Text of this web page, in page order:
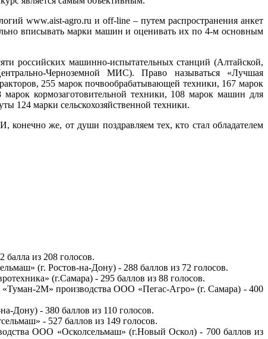
www.aist-agro.ru и off-line – путем распространения анкет
вписывать марки машин и оценивать их по 4-м основным
российских машинно-испытательных станций (Алтайской,
Черноземной МИС). Право называться «Лучшая
255 марок почвообрабатывающей техники, 167 марок
кормозаготовительной техники, 108 марок машин для
124 марки сельскохозяйственной техники.
конечно же, от души поздравляем тех, кто стал обладателем
из 208 голосов.
(г. Ростов-на-Дону) - 288 баллов из 72 голосов.
(г.Самара) - 295 баллов из 88 голосов.
«Туман-2М» производства ООО «Пегас-Агро» (г. Самара) - 400
Дону) - 380 баллов из 110 голосов.
- 527 баллов из 149 голосов.
ООО «Осколсельмаш» (г.Новый Оскол) - 700 баллов из